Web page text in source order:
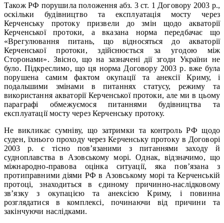
Також РФ порушила положення абз. 3 ст. 1 Договору 2003 р.,
оскільки будівництво та експлуатація мосту через
Керченську протоку призвели до змін щодо акваторії
Керченської протоки, а вказана норма передбачає що
«Врегулювання питань, що відносяться до акваторії
Керченської протоки, здійснюється за угодою між
Сторонами». Звісно, що на зазначені дії згоди України не
було. Підкреслимо, що ця норма Договору 2003 р. вже була
порушена самим фактом окупації та анексії Криму, і
подальшими змінами в питаннях статусу, режиму та
використання акваторії Керченської протоки, але ми в цьому
параграфі обмежуємося питаннями будівництва та
експлуатації мосту через Керченську протоку.
Не викликає сумніву, що затримки та контроль РФ щодо
суден, їхнього проходу через Керченську протоку в Договорі
2003 р. є тісно пов’язаними з питаннями заходу й
судноплавства в Азовському морі. Однак, відзначимо, що
міжнародно-правова оцінка ситуації, яка пов’язана з
протиправними діями РФ в Азовському морі та Керченській
протоці, знаходиться в єдиному причинно-наслідковому
зв’язку з окупацією та анексією Криму, і повинна
розглядатися в комплексі, починаючи від причини та
закінчуючи наслідками.